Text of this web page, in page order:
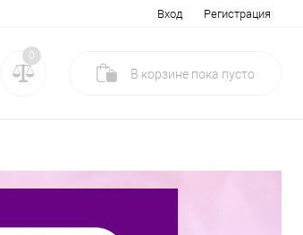
Вход Регистрация
0
В корзине пока пусто